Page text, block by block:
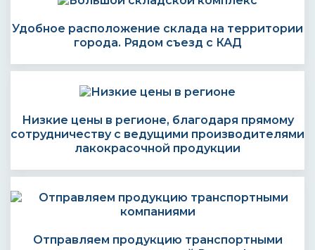
Удобное расположение склада на территории
города. Рядом съезд с КАД
Низкие цены в регионе, благодаря прямому
сотрудничеству с ведущими производителями
лакокрасочной продукции
Отправляем продукцию транспортными